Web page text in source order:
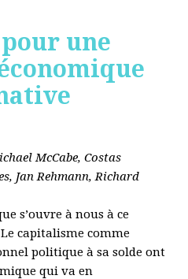
une
McCabe, Costas
Jan Rehmann, Richard
s’ouvre à nous à ce
capitalisme comme
politique à sa solde ont
qui va en